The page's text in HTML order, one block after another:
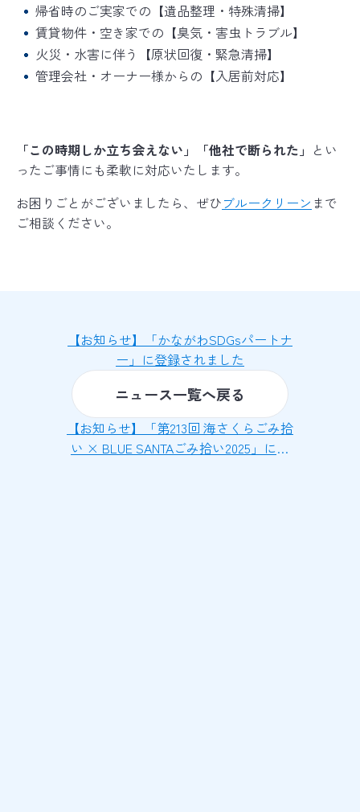
帰省時のご実家での【遺品整理・特殊清掃】
賃貸物件・空き家での【臭気・害虫トラブル】
火災・水害に伴う【原状回復・緊急清掃】
管理会社・オーナー様からの【入居前対応】
「この時期しか立ち会えない」「他社で断られた」 とい
ったご事情にも柔軟に対応いたします。
お困りごとがございましたら、ぜひブルークリーン まで
ご相談ください。
【お知らせ】「かながわSDGsパートナ
ー」に登録されました
ニュース一覧へ戻る
【お知らせ】「第213回 海さくらごみ拾
い × BLUE SANTAごみ拾い2025」に参